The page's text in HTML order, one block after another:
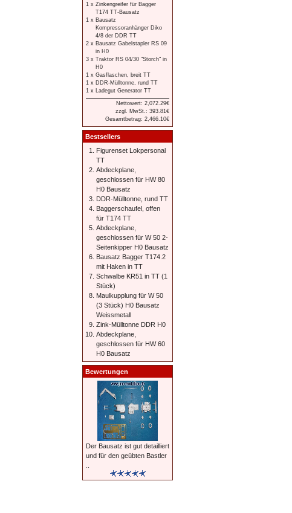
1 x Zinkengreifer für Bagger
T174 TT-Bausatz
1 x Bausatz
Kompressoranhänger Diko
4/8 der DDR TT
2 x Bausatz Gabelstapler RS 09
in H0
3 x Traktor RS 04/30 "Storch" in
H0
1 x Gasflaschen, breit TT
1 x DDR-Mülltonne, rund TT
1 x Ladegut Generator TT
Nettowert: 2,072.29€
zzgl. MwSt.: 393.81€
Gesamtbetrag: 2,466.10€
Bestsellers
Figurenset Lokpersonal
TT
Abdeckplane,
geschlossen für HW 80
H0 Bausatz
DDR-Mülltonne, rund TT
Baggerschaufel, offen
für T174 TT
Abdeckplane,
geschlossen für W 50 2-
Seitenkipper H0 Bausatz
Bausatz Bagger T174.2
mit Haken in TT
Schwalbe KR51 in TT (1
Stück)
Maulkupplung für W 50
(3 Stück) H0 Bausatz
Weissmetall
Zink-Mülltonne DDR H0
Abdeckplane,
geschlossen für HW 60
H0 Bausatz
Bewertungen
Der Bausatz ist gut detailliert
und für den geübten Bastler